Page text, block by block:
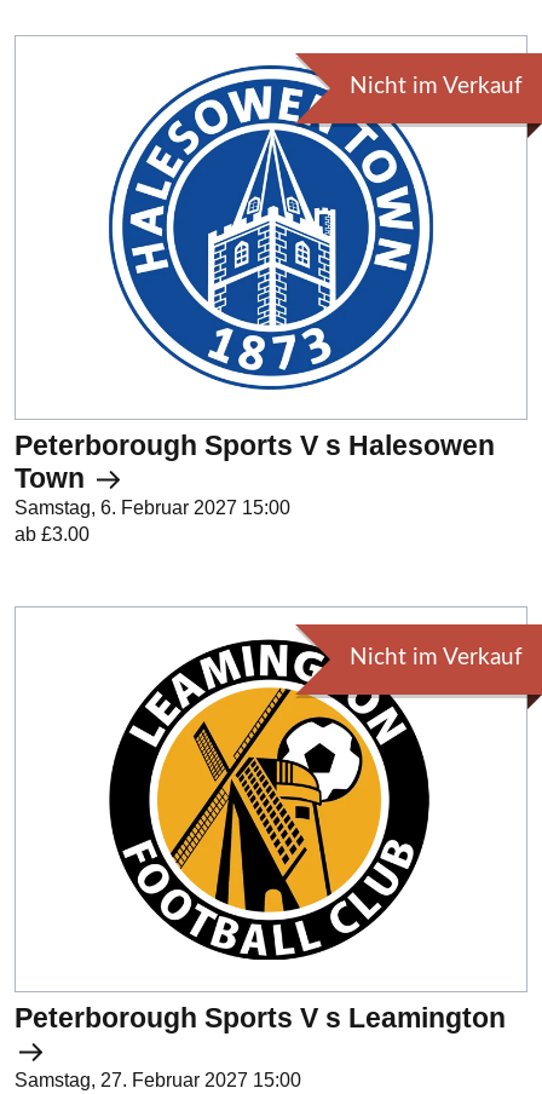
Nicht im Verkauf
Peterborough Sports V s Halesowen
Town
Samstag, 6. Februar 2027 15:00
ab £3.00
Nicht im Verkauf
Peterborough Sports V s Leamington
Samstag, 27. Februar 2027 15:00